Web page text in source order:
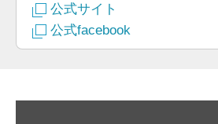
公式サイト
公式facebook